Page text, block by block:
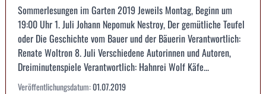
Sommerlesungen im Garten 2019 Jeweils Montag, Beginn um
19:00 Uhr 1. Juli Johann Nepomuk Nestroy, Der gemütliche Teufel
oder Die Geschichte vom Bauer und der Bäuerin Verantwortlich:
Renate Woltron 8. Juli Verschiedene Autorinnen und Autoren,
Dreiminutenspiele Verantwortlich: Hahnrei Wolf Käfe...
Veröffentlichungsdatum:01.07.2019